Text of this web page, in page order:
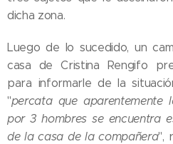
dicha zona.
Luego de lo sucedido, un
casa de Cristina Rengifo
para informarle de la
"percata que aparentemente
por 3 hombres se encuentra
de la casa de la compañera",